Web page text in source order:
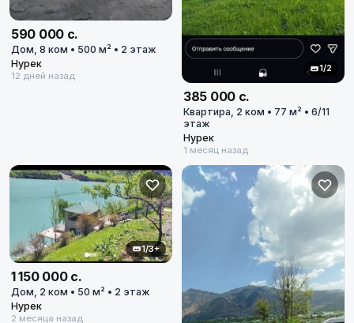
Диапазон цен в сомони
4объявлений по фильтру
Сбросить фильтры
Применить фильтры
590 000 с.
Дом, 8 ком • 500 м² • 2 этаж
Нурек
12 дней назад
1/2
385 000 с.
Квартира, 2 ком • 77 м² • 6/11
этаж
Нурек
1 месяц назад
1/3+
1 150 000 с.
Дом, 2 ком • 50 м² • 2 этаж
Нурек
2 месяца назад